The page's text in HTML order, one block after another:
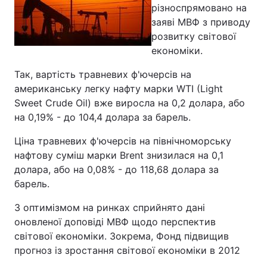
різноспрямовано на
заяві МВФ з приводу
розвитку світової
економіки.
Так, вартість травневих ф'ючерсів на
американську легку нафту марки WTI (Light
Sweet Crude Oil) вже виросла на 0,2 долара, або
на 0,19% - до 104,4 долара за барель.
Ціна травневих ф'ючерсів на північноморську
нафтову суміш марки Brent знизилася на 0,1
долара, або на 0,08% - до 118,68 долара за
барель.
З оптимізмом на ринках сприйнято дані
оновленої доповіді МВФ щодо перспектив
світової економіки. Зокрема, Фонд підвищив
прогноз із зростання світової економіки в 2012